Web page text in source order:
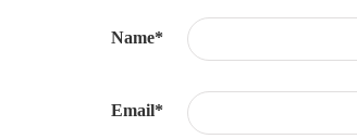
Name*
Email*